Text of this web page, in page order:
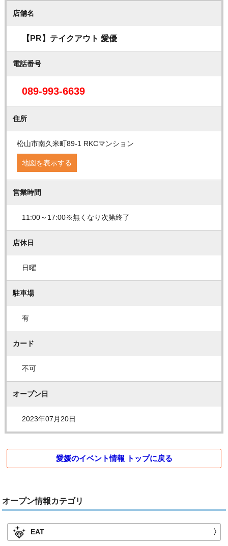
店舗名
【PR】テイクアウト 愛優
電話番号
089-993-6639
住所
松山市南久米町89-1 RKCマンション
地図を表示する
営業時間
11:00～17:00※無くなり次第終了
店休日
日曜
駐車場
有
カード
不可
オープン日
2023年07月20日
愛媛のイベント情報 トップに戻る
オープン情報カテゴリ
EAT 〉